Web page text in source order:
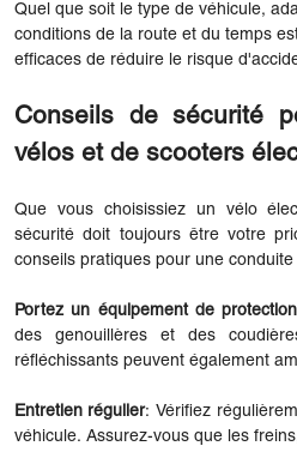
Quel que soit le type de véhicule,
conditions de la route et du temps
efficaces de réduire le risque
Conseils de sécurité
vélos et de scooters
Que vous choisissiez un vélo
sécurité doit toujours être votre
conseils pratiques pour une
Portez un équipement de protection
des genouillères et des
réfléchissants peuvent également
Entretien régulier: Vérifiez
véhicule. Assurez-vous que les